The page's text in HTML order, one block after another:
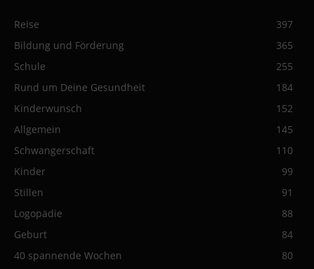
Reise
397
Bildung und Förderung
365
Schule
255
Rund um Deine Gesundheit
184
Kinderwunsch
152
Allgemein
145
Schwangerschaft
110
Kinder
99
Stillen
91
Logopädie
88
Geburt
84
40 spannende Wochen
80